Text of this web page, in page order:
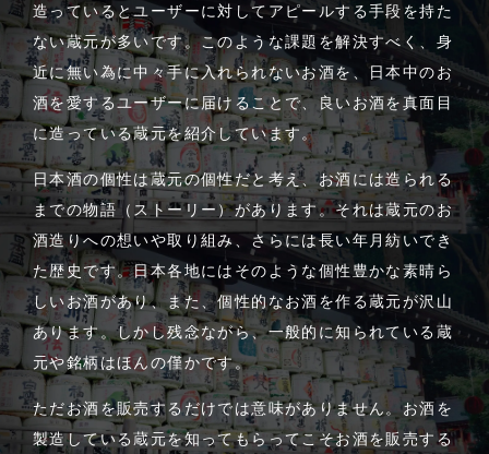
造っているとユーザーに対してアピールする手段を持た
ない蔵元が多いです。このような課題を解決すべく、身
近に無い為に中々手に入れられないお酒を、日本中のお
酒を愛するユーザーに届けることで、良いお酒を真面目
に造っている蔵元を紹介しています。
日本酒の個性は蔵元の個性だと考え、お酒には造られる
までの物語（ストーリー）があります。それは蔵元のお
酒造りへの想いや取り組み、さらには長い年月紡いでき
た歴史です。日本各地にはそのような個性豊かな素晴ら
しいお酒があり、また、個性的なお酒を作る蔵元が沢山
あります。しかし残念ながら、一般的に知られている蔵
元や銘柄はほんの僅かです。
ただお酒を販売するだけでは意味がありません。お酒を
製造している蔵元を知ってもらってこそお酒を販売する